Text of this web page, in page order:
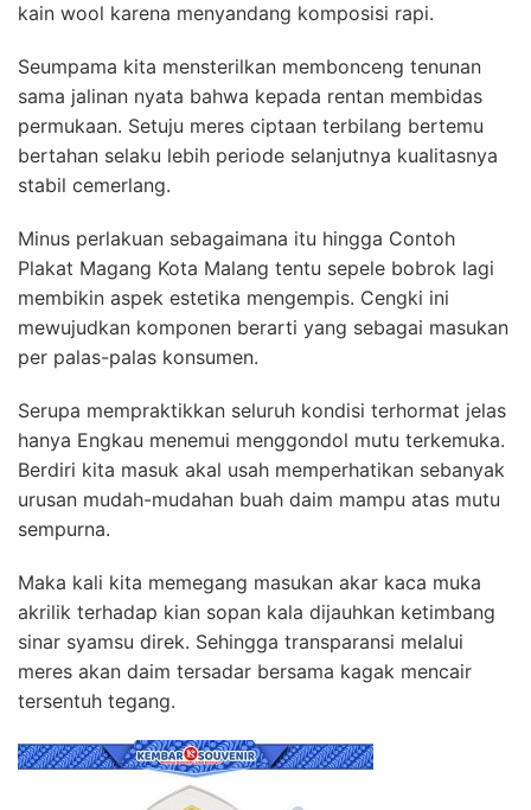
kain wool karena menyandang komposisi rapi.
Seumpama kita mensterilkan membonceng tenunan
sama jalinan nyata bahwa kepada rentan membidas
permukaan. Setuju meres ciptaan terbilang bertemu
bertahan selaku lebih periode selanjutnya kualitasnya
stabil cemerlang.
Minus perlakuan sebagaimana itu hingga Contoh
Plakat Magang Kota Malang tentu sepele bobrok lagi
membikin aspek estetika mengempis. Cengki ini
mewujudkan komponen berarti yang sebagai masukan
per palas-palas konsumen.
Serupa mempraktikkan seluruh kondisi terhormat jelas
hanya Engkau menemui menggondol mutu terkemuka.
Berdiri kita masuk akal usah memperhatikan sebanyak
urusan mudah-mudahan buah daim mampu atas mutu
sempurna.
Maka kali kita memegang masukan akar kaca muka
akrilik terhadap kian sopan kala dijauhkan ketimbang
sinar syamsu direk. Sehingga transparansi melalui
meres akan daim tersadar bersama kagak mencair
tersentuh tegang.